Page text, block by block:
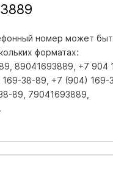
номер может
форматах:
89041693889, +7 904
38-89, +7 (904) 169-
89, 79041693889,